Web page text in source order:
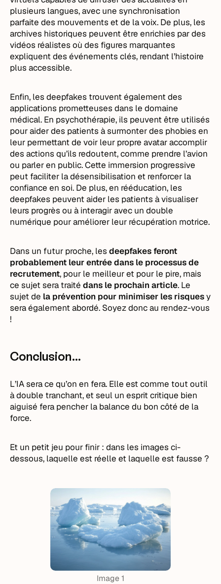
plusieurs langues, avec une synchronisation
parfaite des mouvements et de la voix. De plus, les
archives historiques peuvent être enrichies par des
vidéos réalistes où des figures marquantes
expliquent des événements clés, rendant l’histoire
plus accessible.
Enfin, les deepfakes trouvent également des
applications prometteuses dans le domaine
médical. En psychothérapie, ils peuvent être utilisés
pour aider des patients à surmonter des phobies en
leur permettant de voir leur propre avatar accomplir
des actions qu’ils redoutent, comme prendre l’avion
ou parler en public. Cette immersion progressive
peut faciliter la désensibilisation et renforcer la
confiance en soi. De plus, en rééducation, les
deepfakes peuvent aider les patients à visualiser
leurs progrès ou à interagir avec un double
numérique pour améliorer leur récupération motrice.
Dans un futur proche, lesdeepfakes feront
probablement leur entrée dans le processus de
recrutement, pour le meilleur et pour le pire, mais
ce sujet sera traitédans le prochain article. Le
sujet de la prévention pour minimiser les risquesy
sera également abordé. Soyez donc au rendez-vous
!
Conclusion…
L’IA sera ce qu’on en fera. Elle est comme tout outil
à double tranchant, et seul un esprit critique bien
aiguisé fera pencher la balance du bon côté de la
force.
Et un petit jeu pour finir : dans les images ci-
dessous, laquelle est réelle et laquelle est fausse ?
Image 1